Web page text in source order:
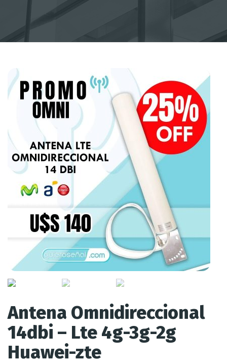
Antena Omnidireccional
14dbi – Lte 4g-3g-2g
Huawei-zte